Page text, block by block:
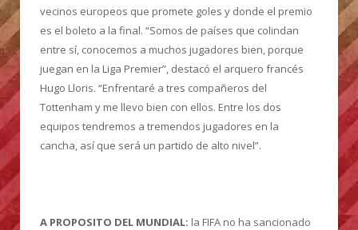
vecinos europeos que promete goles y donde el premio
es el boleto a la final. “Somos de países que colindan
entre sí, conocemos a muchos jugadores bien, porque
juegan en la Liga Premier”, destacó el arquero francés
Hugo Lloris. “Enfrentaré a tres compañeros del
Tottenham y me llevo bien con ellos. Entre los dos
equipos tendremos a tremendos jugadores en la
cancha, así que será un partido de alto nivel”.
A PROPOSITO DEL MUNDIAL: la FIFA no ha sancionado